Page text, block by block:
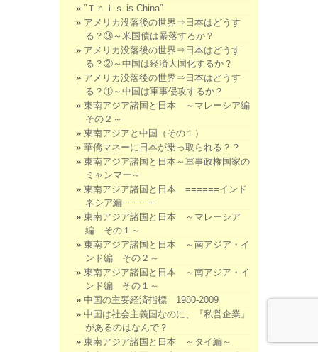
”Ｔｈｉｓ is China”
アメリカ没落後の世界⇒日本はどうす
る？③～米国債は暴落するか？
アメリカ没落後の世界⇒日本はどうす
る？②～中国は経済大国化するか？
アメリカ没落後の世界⇒日本はどうす
る？①～中国は軍事侵攻するか？
東南アジア諸国と日本 ～マレーシア編
その２～
東南アジアと中国（その１）
華僑マネーに日本が乗っ取られる？？
東南アジア諸国と日本～軍事政権国家の
ミャンマー～
東南アジア諸国と日本 ======インド
ネシア編======
東南アジア諸国と日本 ～マレーシア
編 その１～
東南アジア諸国と日本 ～南アジア・イ
ンド編 その２～
東南アジア諸国と日本 ～南アジア・イ
ンド編 その１～
中国の主要経済指標 1980-2009
中国は社会主義国なのに、『私営企業』
があるのはなんで？
東南アジア諸国と日本 ～タイ編～